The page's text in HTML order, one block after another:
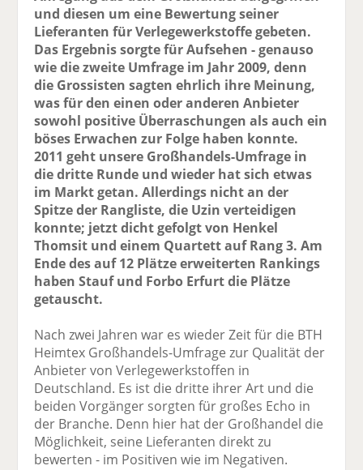
und diesen um eine Bewertung seiner
Lieferanten für Verlegewerkstoffe gebeten.
Das Ergebnis sorgte für Aufsehen - genauso
wie die zweite Umfrage im Jahr 2009, denn
die Grossisten sagten ehrlich ihre Meinung,
was für den einen oder anderen Anbieter
sowohl positive Überraschungen als auch ein
böses Erwachen zur Folge haben konnte.
2011 geht unsere Großhandels-Umfrage in
die dritte Runde und wieder hat sich etwas
im Markt getan. Allerdings nicht an der
Spitze der Rangliste, die Uzin verteidigen
konnte; jetzt dicht gefolgt von Henkel
Thomsit und einem Quartett auf Rang 3. Am
Ende des auf 12 Plätze erweiterten Rankings
haben Stauf und Forbo Erfurt die Plätze
getauscht.
Nach zwei Jahren war es wieder Zeit für die BTH
Heimtex Großhandels-Umfrage zur Qualität der
Anbieter von Verlegewerkstoffen in
Deutschland. Es ist die dritte ihrer Art und die
beiden Vorgänger sorgten für großes Echo in
der Branche. Denn hier hat der Großhandel die
Möglichkeit, seine Lieferanten direkt zu
bewerten - im Positiven wie im Negativen.